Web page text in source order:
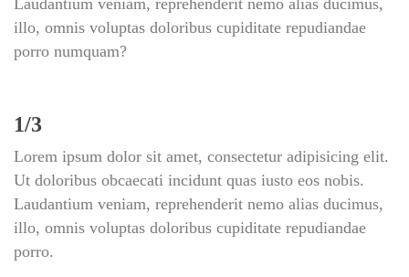
Laudantium veniam, reprehenderit nemo alias ducimus,
illo, omnis voluptas doloribus cupiditate repudiandae
porro numquam?
1/3
Lorem ipsum dolor sit amet, consectetur adipisicing elit.
Ut doloribus obcaecati incidunt quas iusto eos nobis.
Laudantium veniam, reprehenderit nemo alias ducimus,
illo, omnis voluptas doloribus cupiditate repudiandae
porro.